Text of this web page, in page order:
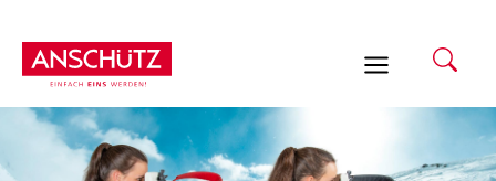
Inhalt
springen